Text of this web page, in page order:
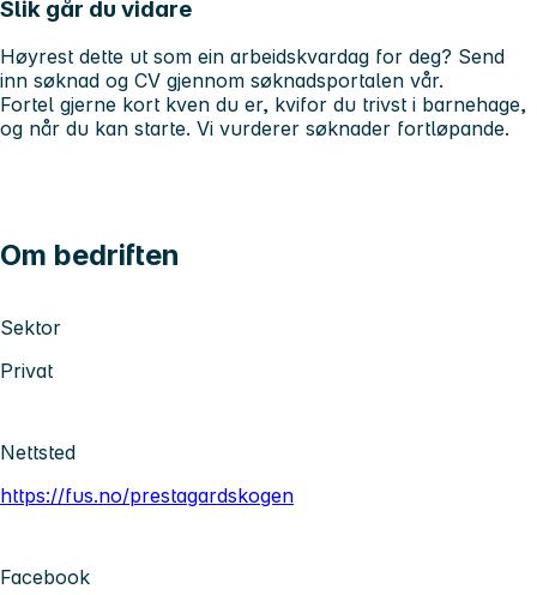
Slik går du vidare
Høyrest dette ut som ein arbeidskvardag for deg? Send
inn søknad og CV gjennom søknadsportalen vår.
Fortel gjerne kort kven du er, kvifor du trivst i barnehage,
og når du kan starte. Vi vurderer søknader fortløpande.
Om bedriften
Sektor
Privat
Nettsted
https://fus.no/prestagardskogen
Facebook